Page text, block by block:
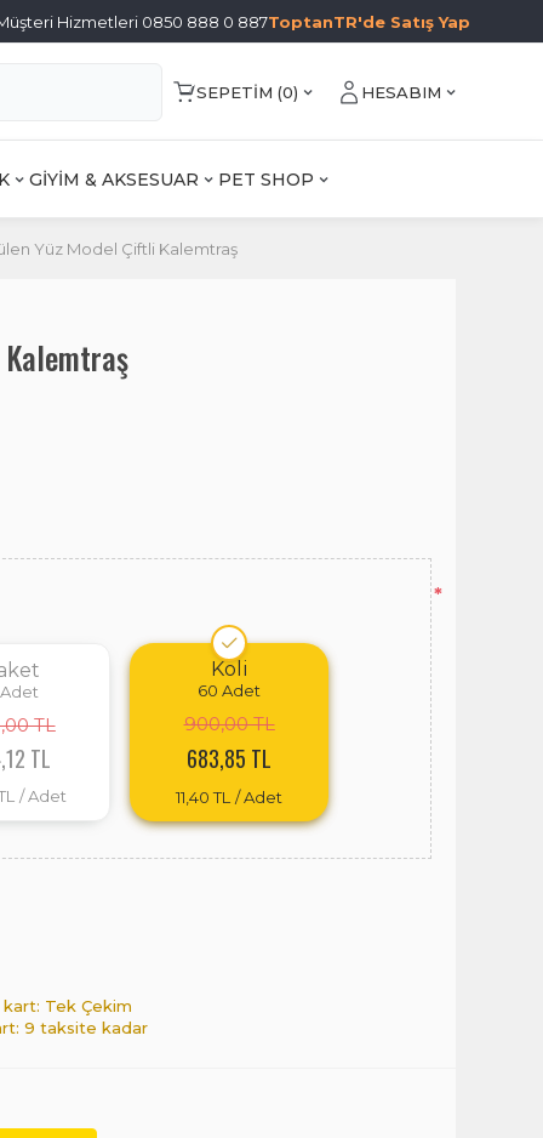
Hizmetleri 0850 888 0 887ToptanTR'de Satış Yap
SEPETIM (0) HESABIM
GİYİM & AKSESUAR PET SHOP
Yüz Model Çiftli Kalemtraş
*
Adet
TL
TL
/ Adet
Koli
60 Adet
900,00 TL
683,85 TL
11,40 TL / Adet
Tek Çekim
9 taksite kadar